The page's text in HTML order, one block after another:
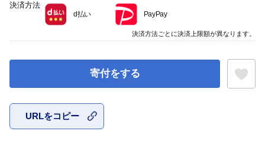
寄付をする
URLをコピー
決済方法
d払い PayPay
決済方法ごとに決済上限額が異なります。